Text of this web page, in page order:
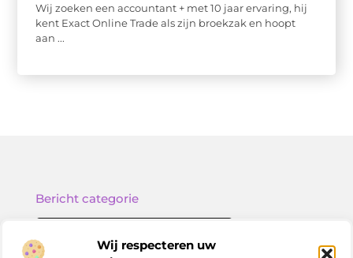
Wij respecteren uw
Wij zoeken een accountant + met 10 jaar ervaring, hij
kent Exact Online Trade als zijn broekzak en hoopt
aan ...
Bericht categorie